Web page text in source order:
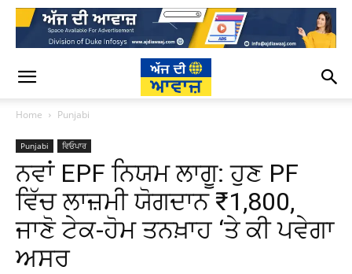
Home Punjabi
Punjabi ਵਿਓਪਾਰ
ਨਵਾਂ EPF ਨਿਯਮ ਲਾਗੂ: ਹੁਣ PF
ਵਿੱਚ ਲਾਜ਼ਮੀ ਯੋਗਦਾਨ ₹1,800,
ਜਾਣੋ ਟੇਕ-ਹੋਮ ਤਨਖ਼ਾਹ ‘ਤੇ ਕੀ ਪਵੇਗਾ
ਅਸਰ